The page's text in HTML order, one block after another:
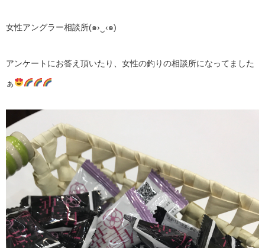
女性アングラー相談所(๑›‿‹๑)
アンケートにお答え頂いたり、女性の釣りの相談所になってました
ぁ